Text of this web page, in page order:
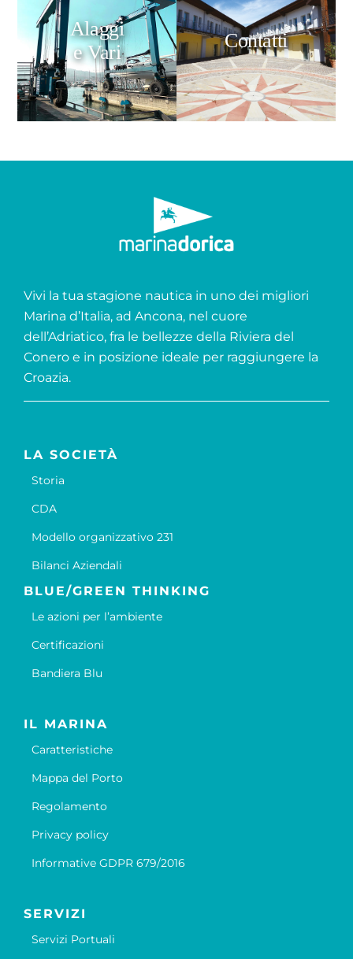
Alaggi
e Vari
Contatti
Vivi la tua stagione nautica in uno dei migliori
Marina d’Italia, ad Ancona, nel cuore
dell’Adriatico, fra le bellezze della Riviera del
Conero e in posizione ideale per raggiungere la
Croazia.
LA SOCIETÀ
Storia
CDA
Modello organizzativo 231
Bilanci Aziendali
BLUE/GREEN THINKING
Le azioni per l’ambiente
Certificazioni
Bandiera Blu
IL MARINA
Caratteristiche
Mappa del Porto
Regolamento
Privacy policy
Informative GDPR 679/2016
SERVIZI
Servizi Portuali